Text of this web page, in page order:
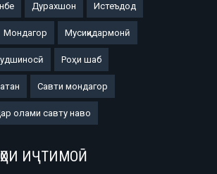
Дурахшон Истеъдод
Мондагор Мусиқидармонӣ
Роҳи шаб
Савти мондагор
олами савту наво
ИҶТИМОӢ